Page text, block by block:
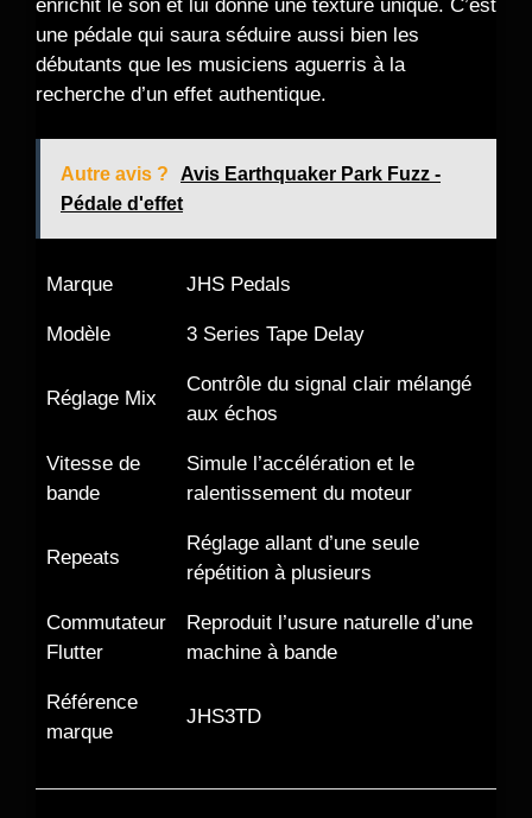
enrichit le son et lui donne une texture unique. C’est
une pédale qui saura séduire aussi bien les
débutants que les musiciens aguerris à la
recherche d’un effet authentique.
Autre avis ?
Avis Earthquaker Park Fuzz -
Pédale d'effet
Marque JHS Pedals
Modèle 3 Series Tape Delay
Réglage Mix
Contrôle du signal clair mélangé
aux échos
Vitesse de
bande
Simule l’accélération et le
ralentissement du moteur
Repeats
Réglage allant d’une seule
répétition à plusieurs
Commutateur
Flutter
Reproduit l’usure naturelle d’une
machine à bande
Référence
marque
JHS3TD